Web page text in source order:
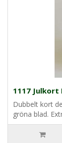
1117 Julkort
Dubbelt kort
gröna blad.